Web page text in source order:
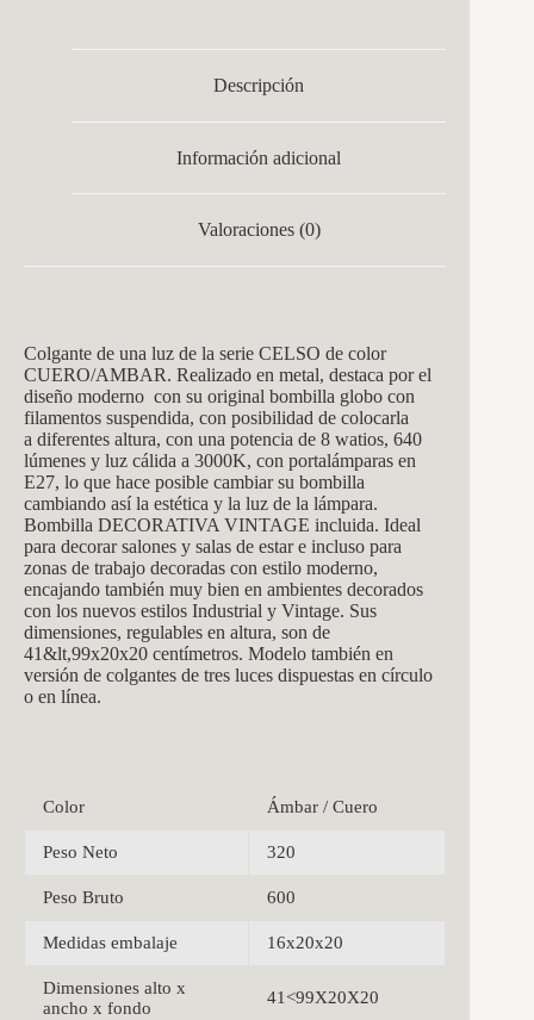
Descripción
Información adicional
Valoraciones (0)
Colgante de una luz de la serie CELSO de color
CUERO/AMBAR. Realizado en metal, destaca por el
diseño moderno con su original bombilla globo con
filamentos suspendida, con posibilidad de colocarla
a diferentes altura, con una potencia de 8 watios, 640
lúmenes y luz cálida a 3000K, con portalámparas en
E27, lo que hace posible cambiar su bombilla
cambiando así la estética y la luz de la lámpara.
Bombilla DECORATIVA VINTAGE incluida. Ideal
para decorar salones y salas de estar e incluso para
zonas de trabajo decoradas con estilo moderno,
encajando también muy bien en ambientes decorados
con los nuevos estilos Industrial y Vintage. Sus
dimensiones, regulables en altura, son de
41&lt,99x20x20 centímetros. Modelo también en
versión de colgantes de tres luces dispuestas en círculo
o en línea.
Color Ámbar / Cuero
Peso Neto 320
Peso Bruto 600
Medidas embalaje 16x20x20
Dimensiones alto x
ancho x fondo
41<99X20X20